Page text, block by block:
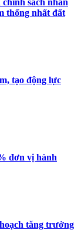
thống nhất đất
tạo động lực
đơn vị hành
tăng trưởng